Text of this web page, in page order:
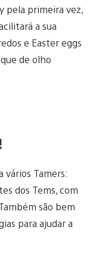
pela primeira vez,
a sua
e Easter eggs
de olho
vários Tamers:
dos Tems, com
são bem
para ajudar a